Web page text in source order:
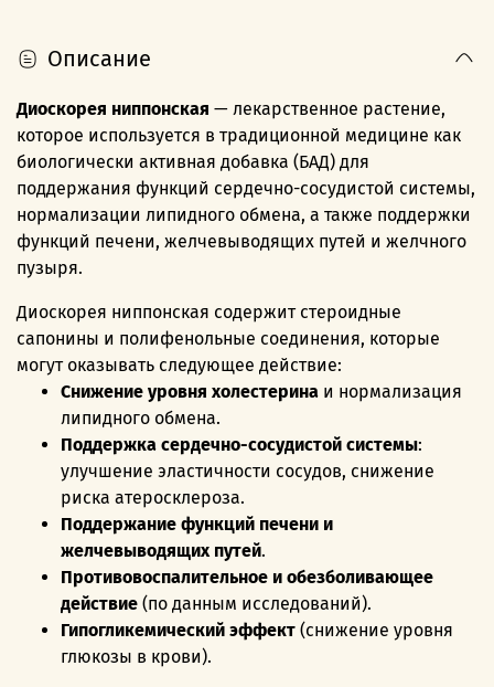
Описание
Диоскорея ниппонская — лекарственное растение,
которое используется в традиционной медицине как
биологически активная добавка (БАД) для
поддержания функций сердечно-сосудистой системы,
нормализации липидного обмена, а также поддержки
функций печени, желчевыводящих путей и желчного
пузыря.
Диоскорея ниппонская содержит стероидные
сапонины и полифенольные соединения, которые
могут оказывать следующее действие:
Снижение уровня холестерина и нормализация
липидного обмена.
Поддержка сердечно-сосудистой системы:
улучшение эластичности сосудов, снижение
риска атеросклероза.
Поддержание функций печени и
желчевыводящих путей.
Противовоспалительное и обезболивающее
действие (по данным исследований).
Гипогликемический эффект (снижение уровня
глюкозы в крови).